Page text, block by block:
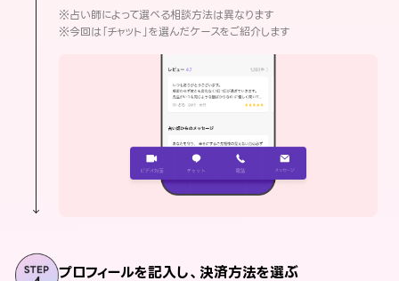
※占い師によって選べる相談方法は異なります
※今回は「チャット」を選んだケースをご紹介します
プロフィールを記入し、決済方法を選ぶ